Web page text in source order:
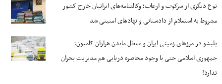
نوع دیگری از سرکوب و ارعاب؛ وکالتنامه‌های ایرانیان خارج کشور
مشروط به استعلام از دادستانی و نهادهای امنیتی شد
بلبشو در مرزهای زمینی ایران و معطل ماندن هزاران کامیون؛
جمهوری اسلامی حتی با وجود محاصره دریایی هم مدیریت بحران
ندارد!